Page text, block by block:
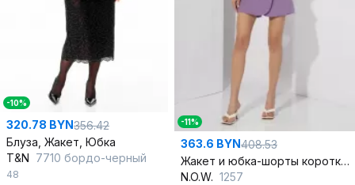
-10%
320.78 BYN356.42
Блуза, Жакет, Юбка
T&N 7710 бордо-черный
48
-11%
363.6 BYN408.53
Жакет и юбка-шорты короткие в стиле повседневной одежды
N.O.W. 1257